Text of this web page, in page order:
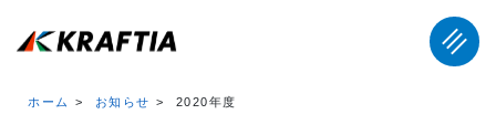
ホーム お知らせ 2020年度